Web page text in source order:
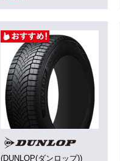
(DUNLOP(ダンロップ))